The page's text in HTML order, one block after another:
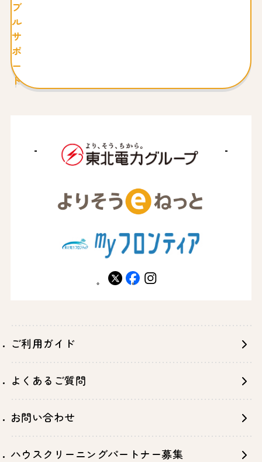
ブ
ル
サ
ポ
ー
ト
X facebookinstagram
ご利用ガイド
よくあるご質問
お問い合わせ
ハウスクリーニングパートナー募集